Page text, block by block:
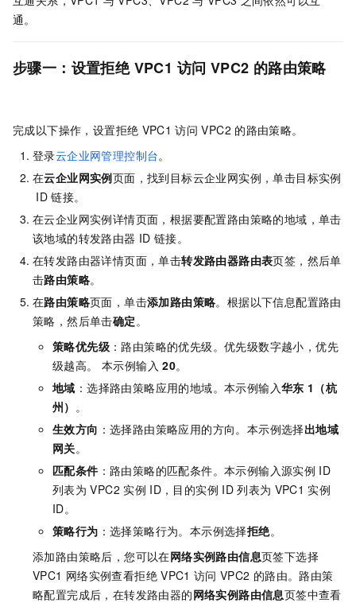
通。
步骤一：设置拒绝 VPC1 访问 VPC2 的路由策略
完成以下操作，设置拒绝 VPC1 访问 VPC2 的路由策略。
登录云企业网管理控制台。
在云企业网实例页面，找到目标云企业网实例，单击目标实例
ID 链接。
在云企业网实例详情页面，根据要配置路由策略的地域，单击
该地域的转发路由器 ID 链接。
在转发路由器详情页面，单击转发路由器路由表页签，然后单
击路由策略。
在路由策略页面，单击添加路由策略。根据以下信息配置路由
策略，然后单击确定 。
策略优先级 ：路由策略的优先级。优先级数字越小，优先
级越高。 本示例输入 20。
地域 ：选择路由策略应用的地域。本示例输入华东 1（杭
州） 。
生效方向 ：选择路由策略应用的方向。本示例选择出地域
网关。
匹配条件 ：路由策略的匹配条件。本示例输入源实例 ID
列表为 VPC2 实例 ID，目的实例 ID 列表为 VPC1 实例
ID。
策略行为 ：选择策略行为。本示例选择拒绝。
添加路由策略后，您可以在网络实例路由信息页签下选择
VPC1 网络实例查看拒绝 VPC1 访问 VPC2 的路由。路由策
略配置完成后，在转发路由器的网络实例路由信息页签中查看